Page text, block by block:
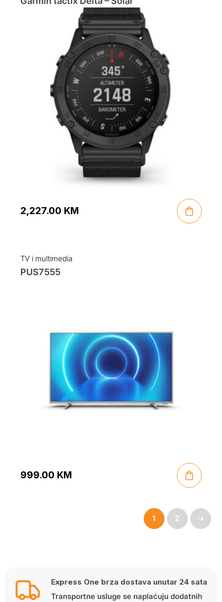
2,227.00 KM
TV i multimedia
PUS7555
999.00 KM
1 2 →
Express One brza dostava unutar 24 sata
Transportne usluge se naplaćuju dodatnih